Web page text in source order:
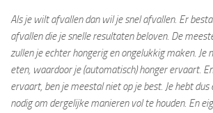
Als je wilt afvallen dan wil je snel afvallen. Er
afvallen die je snelle resultaten beloven. De
zullen je echter hongerig en ongelukkig maken. Je
eten, waardoor je (automatisch) honger ervaart.
ervaart, ben je meestal niet op je best. Je hebt
nodig om dergelijke manieren vol te houden. En